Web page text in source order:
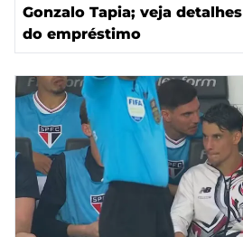
Gonzalo Tapia; veja detalhes
do empréstimo